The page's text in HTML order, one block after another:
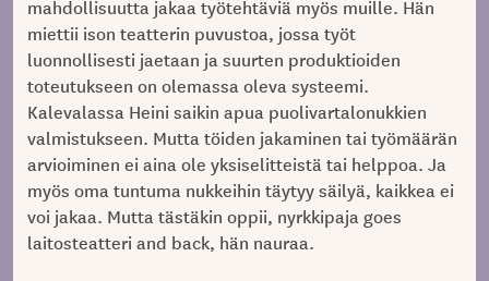
mahdollisuutta jakaa työtehtäviä myös muille. Hän
miettii ison teatterin puvustoa, jossa työt
luonnollisesti jaetaan ja suurten produktioiden
toteutukseen on olemassa oleva systeemi.
Kalevalassa Heini saikin apua puolivartalonukkien
valmistukseen. Mutta töiden jakaminen tai työmäärän
arvioiminen ei aina ole yksiselitteistä tai helppoa. Ja
myös oma tuntuma nukkeihin täytyy säilyä, kaikkea ei
voi jakaa. Mutta tästäkin oppii, nyrkkipaja goes
laitosteatteri and back, hän nauraa.